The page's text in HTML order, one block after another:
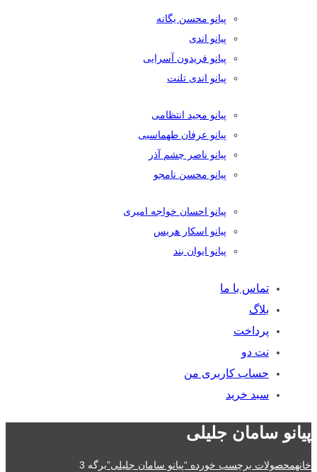
پیانو محسن یگانه
پیانو اندی
پیانو فریدون آسرایی
پیانو اندی تلنت
پیانو مجید انتظامی
پیانو عرفان طهماسبی
پیانو ناصر چشم آذر
پیانو محسن نامجو
پیانو احسان خواجه امیری
پیانو اسکار هریس
پیانو ایوان بند
تماس با ما
بلاگ
پرداخت
نت دو
حساب کاربری من
سبد خرید
پیانو سامان جلیلی
خانهمحصولات برچسب خورده “پیانو سامان جلیلی”برگه 3